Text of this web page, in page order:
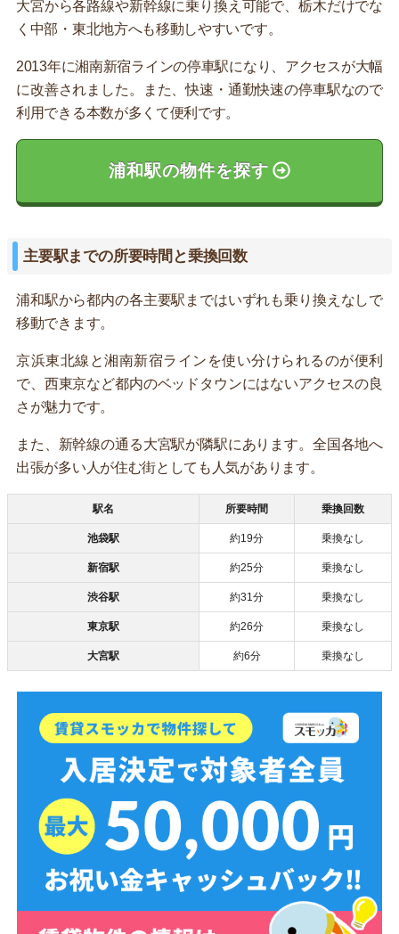
大宮から各路線や新幹線に乗り換え可能で、栃木だけでな
く中部・東北地方へも移動しやすいです。
2013年に湘南新宿ラインの停車駅になり、アクセスが大幅
に改善されました。また、快速・通勤快速の停車駅なので
利用できる本数が多くて便利です。
浦和駅の物件を探す
主要駅までの所要時間と乗換回数
浦和駅から都内の各主要駅まではいずれも乗り換えなしで
移動できます。
京浜東北線と湘南新宿ラインを使い分けられるのが便利
で、西東京など都内のベッドタウンにはないアクセスの良
さが魅力です。
また、新幹線の通る大宮駅が隣駅にあります。全国各地へ
出張が多い人が住む街としても人気があります。
駅名 所要時間 乗換回数
池袋駅 約19分 乗換なし
新宿駅 約25分 乗換なし
渋谷駅 約31分 乗換なし
東京駅 約26分 乗換なし
大宮駅 約6分 乗換なし